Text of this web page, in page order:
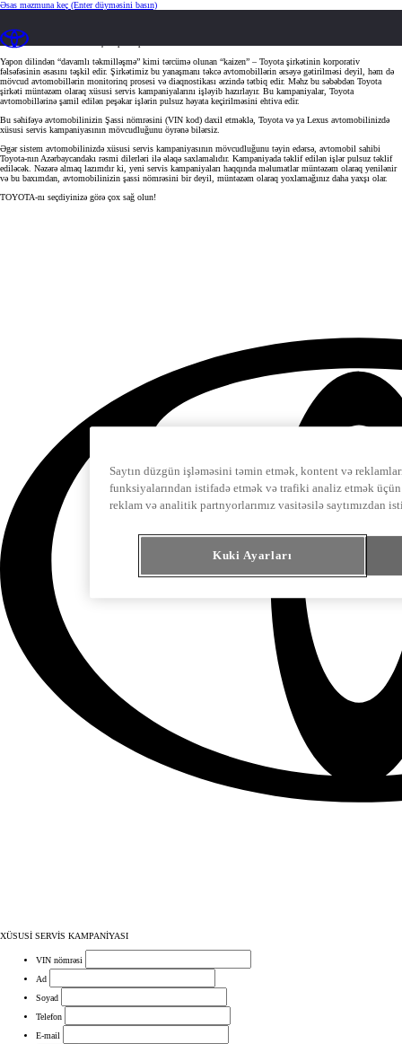
Əsas məzmuna keç (Enter düyməsini basın)
“Kaizen” - davamlı təkmilləşmə prinsipi
Yapon dilindən “davamlı təkmilləşmə” kimi tərcümə olunan “kaizen” – Toyota şirkətinin korporativ
fəlsəfəsinin əsasını təşkil edir. Şirkətimiz bu yanaşmanı təkcə avtomobillərin ərsəyə gətirilməsi deyil, həm də
mövcud avtomobillərin monitorinq prosesi və diaqnostikası ərzində tətbiq edir. Məhz bu səbəbdən Toyota
şirkəti müntəzəm olaraq xüsusi servis kampaniyalarını işləyib hazırlayır. Bu kampaniyalar, Toyota
avtomobillərinə şamil edilən peşəkar işlərin pulsuz həyata keçirilməsini ehtiva edir.
Bu səhifəyə avtomobilinizin Şassi nömrəsini (VIN kod) daxil etməklə, Toyota və ya Lexus avtomobilinizdə
xüsusi servis kampaniyasının mövcudluğunu öyrənə bilərsiz.
Əgər sistem avtomobilinizdə xüsusi servis kampaniyasının mövcudluğunu təyin edərsə, avtomobil sahibi
Toyota-nın Azərbaycandakı rəsmi dilerləri ilə əlaqə saxlamalıdır. Kampaniyada təklif edilən işlər pulsuz təklif
ediləcək. Nəzərə almaq lazımdır ki, yeni servis kampaniyaları haqqında məlumatlar müntəzəm olaraq yenilənir
və bu baxımdan, avtomobilinizin şassi nömrəsini bir deyil, müntəzəm olaraq yoxlamağınız daha yaxşı olar.
TOYOTA-nı seçdiyinizə görə çox sağ olun!
XÜSUSİ SERVİS KAMPANİYASI
VIN nömrəsi
Ad
Soyad
Telefon
E-mail
Saytın düzgün işləməsini təmin etmək, kontent və
funksiyalarından istifadə etmək və trafiki analiz etmək
reklam və analitik partnyorlarımız vasitəsilə saytımızdan
Kuki Ayarları